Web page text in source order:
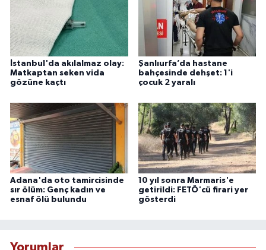
İstanbul'da akılalmaz olay:
Matkaptan seken vida
gözüne kaçtı
Şanlıurfa’da hastane
bahçesinde dehşet: 1'i
çocuk 2 yaralı
Adana'da oto tamircisinde
sır ölüm: Genç kadın ve
esnaf ölü bulundu
10 yıl sonra Marmaris'e
getirildi: FETÖ'cü firari yer
gösterdi
Yorumlar